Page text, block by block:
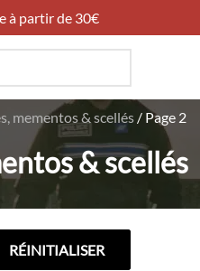
à partir de 30€
mementos & scellés / Page 2
& scellés
RÉINITIALISER